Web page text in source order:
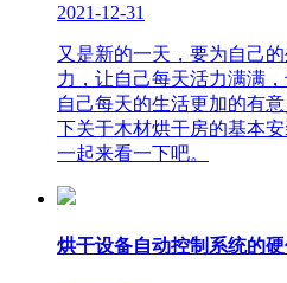
2021-12-31
又是新的一天，要为自己
力，让自己每天活力满满
自己每天的生活更加的有
下关于木材烘干房的基本
一起来看一下吧。
烘干设备自动控制系统的